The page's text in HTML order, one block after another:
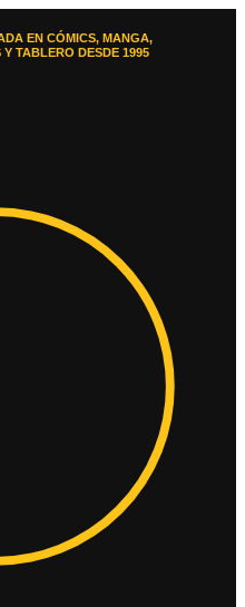
EN CÓMICS, MANGA,
TABLERO DESDE 1995